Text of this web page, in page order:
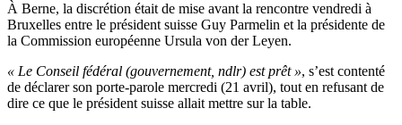
À Berne, la discrétion était de mise avant la rencontre vendredi à
Bruxelles entre le président suisse Guy Parmelin et la présidente de
la Commission européenne Ursula von der Leyen.
« Le Conseil fédéral (gouvernement, ndlr) est prêt », s’est contenté
de déclarer son porte-parole mercredi (21 avril), tout en refusant de
dire ce que le président suisse allait mettre sur la table.